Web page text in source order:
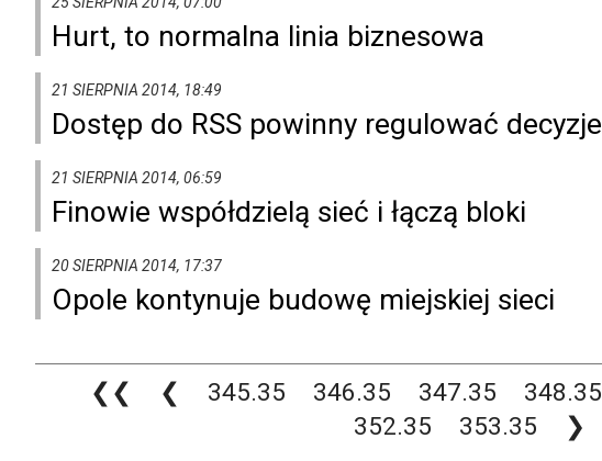
Hurt, to normalna linia biznesowa
21 SIERPNIA 2014, 18:49
Dostęp do RSS powinny regulować decyzje
21 SIERPNIA 2014, 06:59
Finowie współdzielą sieć i łączą bloki
20 SIERPNIA 2014, 17:37
Opole kontynuje budowę miejskiej sieci
❮❮ ❮ 345.35 346.35 347.35 348.35
352.35
353.35 ❯